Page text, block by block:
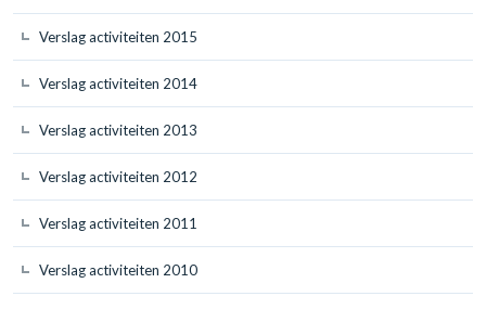
Verslag activiteiten 2015
Verslag activiteiten 2014
Verslag activiteiten 2013
Verslag activiteiten 2012
Verslag activiteiten 2011
Verslag activiteiten 2010